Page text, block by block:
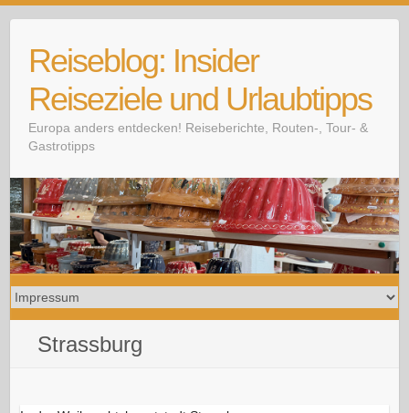
contentReiseblog: Insider
Reiseziele und Urlaubtipps
Europa anders entdecken! Reiseberichte, Routen-, Tour- &
Gastrotipps
Strassburg